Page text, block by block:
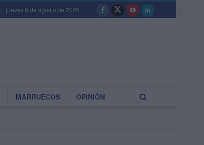
jueves 6 de agosto de 2026
MARRUECOS OPINIÓN